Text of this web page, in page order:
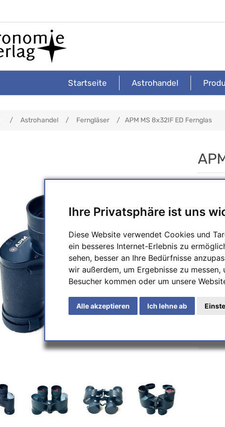
Ihre Privatsphäre ist uns
Diese Website verwendet Cookies und
ein besseres Internet-Erlebnis zu
sehen, besser an Ihre Bedürfnisse
wir außerdem, um Ergebnisse zu
Besucher kommen oder um unsere
Alle akzeptieren Ich lehne ab
Startseite Astrohandel
/ Astrohandel / Ferngläser / APM MS 8x32IF ED Fernglas
Lieferzeit:
Um die